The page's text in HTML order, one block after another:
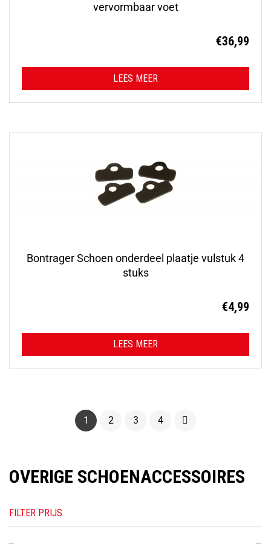
vervormbaar voet
€36,99
LEES MEER
Bontrager Schoen onderdeel plaatje vulstuk 4
stuks
€4,99
LEES MEER
1 2 3 4
OVERIGE SCHOENACCESSOIRES
FILTER PRIJS